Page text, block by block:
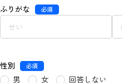
ふりがな 必須
性別 必須
男 女 回答しない